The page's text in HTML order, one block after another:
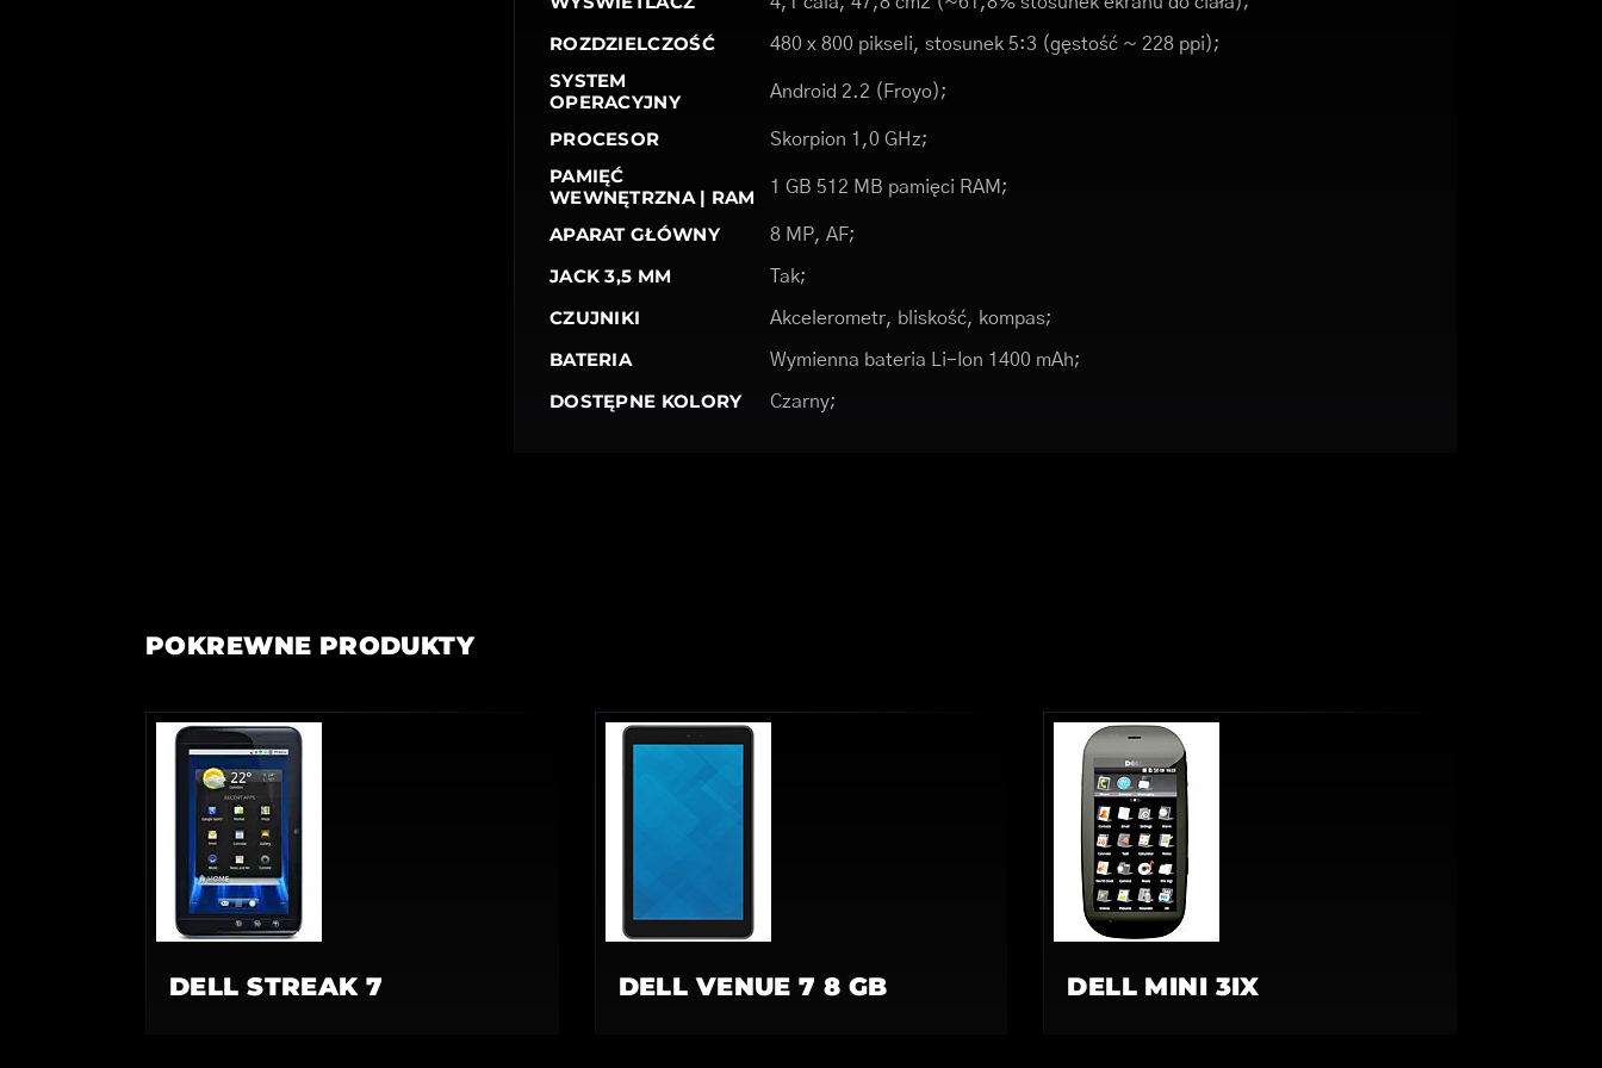
ROZDZIELCZOŚĆ 480 x 800 pikseli, stosunek 5:3 (gęstość ~ 228 ppi);
SYSTEM
OPERACYJNY
Android 2.2 (Froyo);
PROCESOR Skorpion 1,0 GHz;
PAMIĘĆ
WEWNĘTRZNA | RAM
1 GB 512 MB pamięci RAM;
APARAT GŁÓWNY 8 MP, AF;
JACK 3,5 MM Tak;
CZUJNIKI Akcelerometr, bliskość, kompas;
BATERIA Wymienna bateria Li-Ion 1400 mAh;
DOSTĘPNE KOLORY Czarny;
POKREWNE PRODUKTY
DELL STREAK 7 DELL VENUE 7 8 GB DELL MINI 3IX